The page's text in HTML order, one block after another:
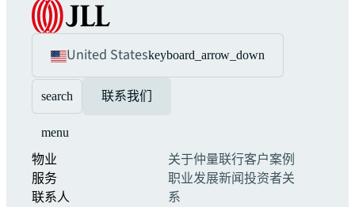
United Stateskeyboard_arrow_down
search 联系我们
menu
物业
服务
联系人
关于仲量联行客户案例
职业发展新闻投资者关
系